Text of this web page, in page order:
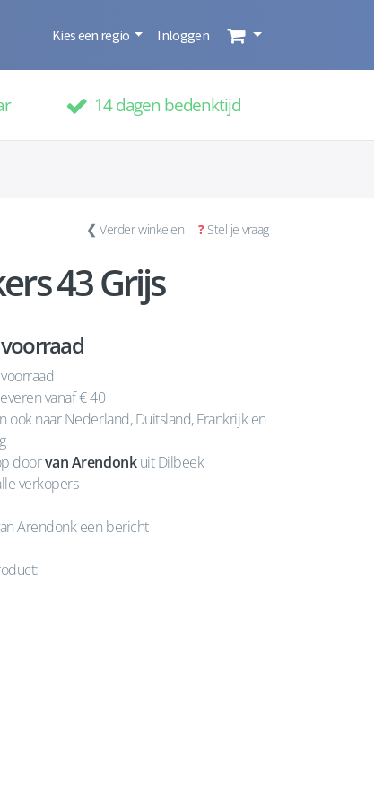
Kies een regio Inloggen
14 dagen bedenktijd
❮ Verder winkelen ? Stel je vraag
43 Grijs
vanaf € 40
ook naar Nederland, Duitsland, Frankrijk en
doorvan Arendonkuit Dilbeek
verkopers
Arendonk een bericht